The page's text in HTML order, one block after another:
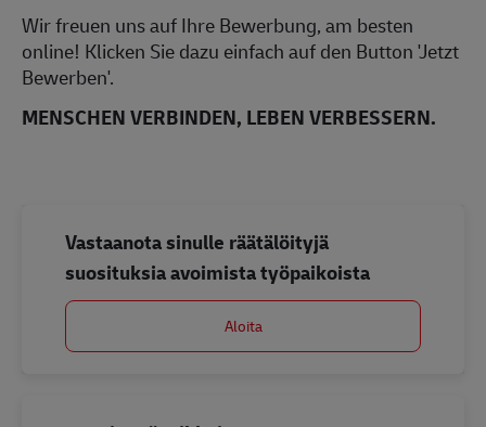
Wir freuen uns auf Ihre Bewerbung, am besten
online! Klicken Sie dazu einfach auf den Button 'Jetzt
Bewerben'.
MENSCHEN VERBINDEN, LEBEN VERBESSERN.
Vastaanota sinulle räätälöityjä
suosituksia avoimista työpaikoista
Aloita